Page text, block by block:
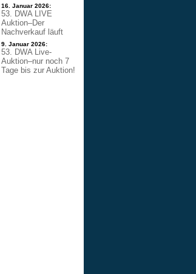
16. Januar 2026:
53. DWA LIVE
Auktion–Der
Nachverkauf läuft
9. Januar 2026:
53. DWA Live-
Auktion–nur noch 7
Tage bis zur Auktion!